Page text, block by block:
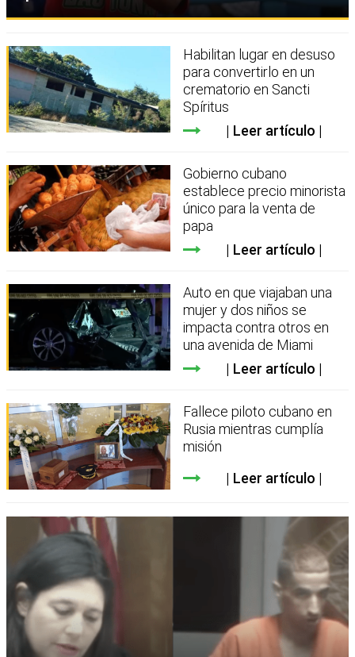
Habilitan lugar en desuso
para convertirlo en un
crematorio en Sancti
Spíritus
Leer artículo
Gobierno cubano
establece precio minorista
único para la venta de
papa
Leer artículo
Auto en que viajaban una
mujer y dos niños se
impacta contra otros en
una avenida de Miami
Leer artículo
Fallece piloto cubano en
Rusia mientras cumplía
misión
Leer artículo